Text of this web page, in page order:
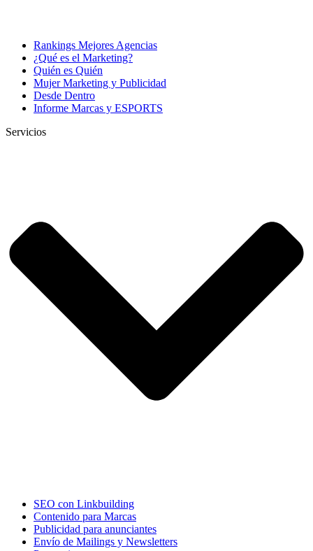
Rankings Mejores Agencias
¿Qué es el Marketing?
Quién es Quién
Mujer Marketing y Publicidad
Desde Dentro
Informe Marcas y ESPORTS
Servicios
SEO con Linkbuilding
Contenido para Marcas
Publicidad para anunciantes
Envío de Mailings y Newsletters